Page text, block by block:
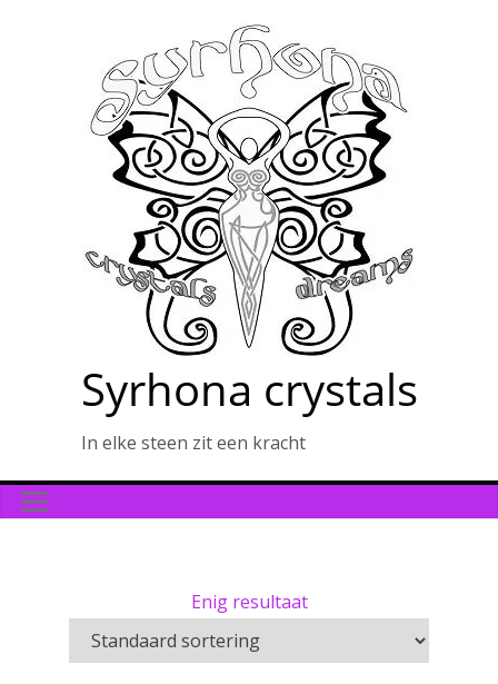
Syrhona crystals
In elke steen zit een kracht
Enig resultaat